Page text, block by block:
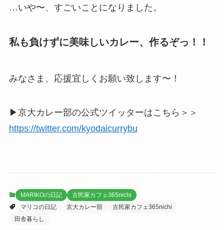
…いや〜、すごいことになりました。
私も負けずに美味しいカレー、作るぞっ！！
みなさま、応援宜しくお願い致します〜！
▶︎京大カレー部の公式ツイッターはこちら＞＞
https://twitter.com/kyodaicurrybu
MARIKOの日記
古民家カフェ365nichi
マリコの日記
京大カレー部
古民家カフェ365nichi
田舎暮らし